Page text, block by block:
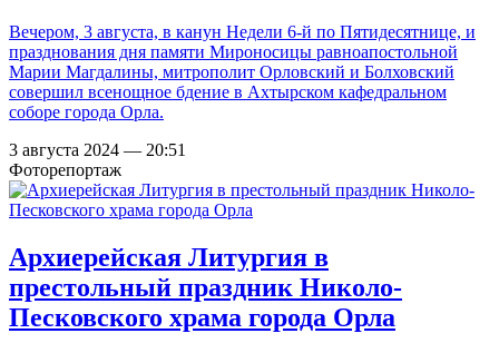
Вечером, 3 августа, в канун Недели 6-й по Пятидесятнице, и
празднования дня памяти Мироносицы равноапостольной
Марии Магдалины, митрополит Орловский и Болховский
совершил всенощное бдение в Ахтырском кафедральном
соборе города Орла.
3 августа 2024 — 20:51
Фоторепортаж
Архиерейская Литургия в
престольный праздник Николо-
Песковского храма города Орла